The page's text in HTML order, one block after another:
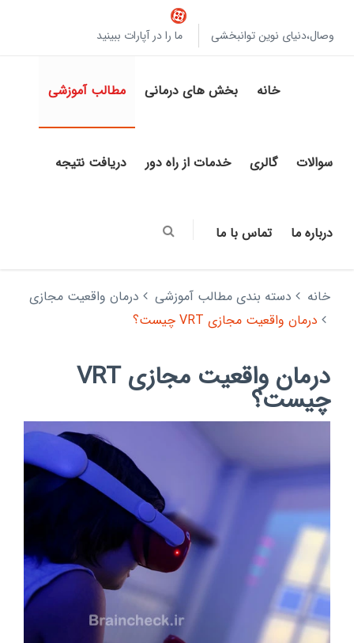
وصال،دنیای نوین توانبخشی ما را در آپارات ببینید
خانه بخش های درمانی مطالب آموزشی
سوالات گالری خدمات از راه دور دریافت نتیجه
درباره ما تماس با ما
خانه دسته بندی مطالب آموزشی
درمان واقعیت مجازی
درمان واقعیت مجازی VRT چیست؟
درمان واقعیت مجازی VRT
چیست؟